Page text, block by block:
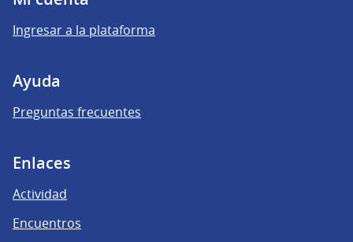
Ingresar a la plataforma
Ayuda
Preguntas frecuentes
Enlaces
Actividad
Encuentros